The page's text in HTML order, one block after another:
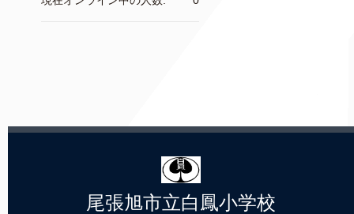
尾張旭市立白鳳小学校